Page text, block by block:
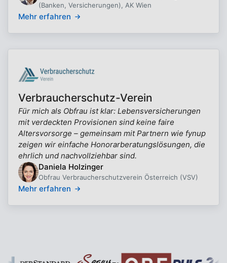
(Banken, Versicherungen), AK Wien
Mehr erfahren
Verbraucherschutz-Verein
Für mich als Obfrau ist klar: Lebensversicherungen
mit verdeckten Provisionen sind keine faire
Altersvorsorge – gemeinsam mit Partnern wie fynup
zeigen wir einfache Honorarberatungslösungen, die
ehrlich und nachvollziehbar sind.
Daniela Holzinger
Obfrau Verbraucherschutzverein Österreich (VSV)
Mehr erfahren